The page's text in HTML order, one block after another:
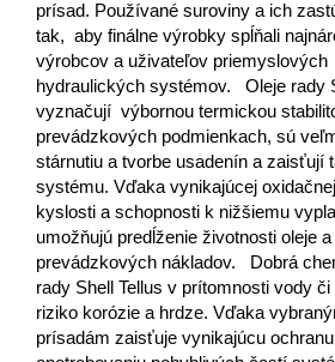
prísad. Používané suroviny a ich
tak, aby finálne výrobky spĺňali
výrobcov a uživateľov priemyslových
hydraulických systémov. Oleje rady
vyznačují výbornou termickou
prevádzkových podmienkach, sú
stárnutiu a tvorbe usadenín a zaisťují
systému. Vďaka vynikajúcej
kyslosti a schopnosti k nižšiemu
umožňujú predĺženie životnosti oleje
prevádzkových nákladov. Dobrá
rady Shell Tellus v prítomnosti vody
riziko korózie a hrdze. Vďaka
prísadám zaisťuje vynikajúcu